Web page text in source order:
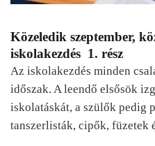
Közeledik szeptember,
iskolakezdés 1. rész
Az iskolakezdés minden
időszak. A leendő elsősök
iskolatáskát, a szülők pedig
tanszerlisták, cipők, füzetek